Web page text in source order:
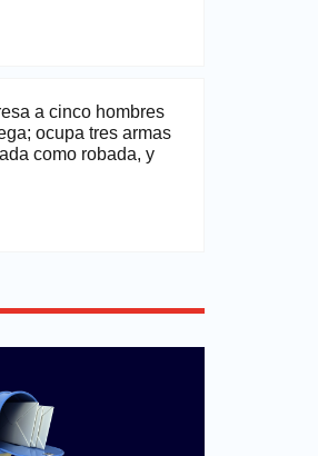
a cinco hombres
ocupa tres armas
como robada, y